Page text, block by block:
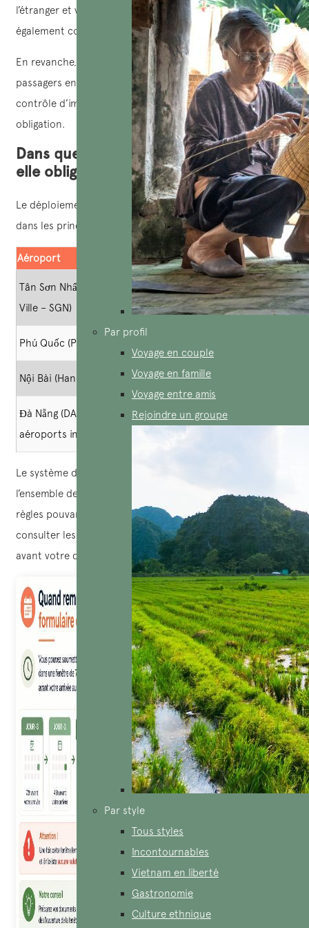
Par profil
Voyage en couple
Voyage en famille
Voyage entre amis
Rejoindre un groupe
Par style
Tous styles
Incontournables
Vietnam en liberté
Gastronomie
Culture ethnique
l’étranger et voyageant avec un passeport étranger sont
également concernés.
En revanche, les citoyens vietnamiens ainsi que les
passagers en transit international ne passant pas par le
contrôle d’immigration ne sont pas soumis à cette
obligation.
Dans quels aéroports la déclaration est-
elle obligatoire ?
Le déploiement du dispositif s’effectue progressivement
dans les principaux aéroports internationaux du pays.
Aéroport Date d’application
Tân Sơn Nhất (Hô Chi Minh-
Ville – SGN)
Depuis le 15 avril 2026
Phú Quốc (PQC)
Nội Bài (Hanoï – HAN) Depuis le 15 juin 2026
Đà Nẵng (DAD) et autres
aéroports internationaux
Depuis le 15 juin 2026
Le système devrait être progressivement étendu à
l’ensemble des points d’entrée aériens du Vietnam. Les
règles pouvant évoluer rapidement, il est recommandé de
consulter les dernières informations sur le portail officiel
avant votre départ.